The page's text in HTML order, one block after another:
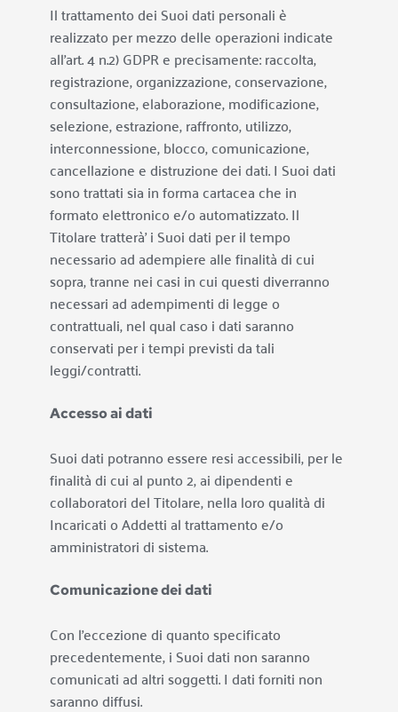
Il trattamento dei Suoi dati personali è
realizzato per mezzo delle operazioni indicate
all’art. 4 n.2) GDPR e precisamente: raccolta,
registrazione, organizzazione, conservazione,
consultazione, elaborazione, modificazione,
selezione, estrazione, raffronto, utilizzo,
interconnessione, blocco, comunicazione,
cancellazione e distruzione dei dati. I Suoi dati
sono trattati sia in forma cartacea che in
formato elettronico e/o automatizzato. Il
Titolare tratterà’ i Suoi dati per il tempo
necessario ad adempiere alle finalità di cui
sopra, tranne nei casi in cui questi diverranno
necessari ad adempimenti di legge o
contrattuali, nel qual caso i dati saranno
conservati per i tempi previsti da tali
leggi/contratti.
Accesso ai dati
Suoi dati potranno essere resi accessibili, per le
finalità di cui al punto 2, ai dipendenti e
collaboratori del Titolare, nella loro qualità di
Incaricati o Addetti al trattamento e/o
amministratori di sistema.
Comunicazione dei dati
Con l’eccezione di quanto specificato
precedentemente, i Suoi dati non saranno
comunicati ad altri soggetti. I dati forniti non
saranno diffusi.